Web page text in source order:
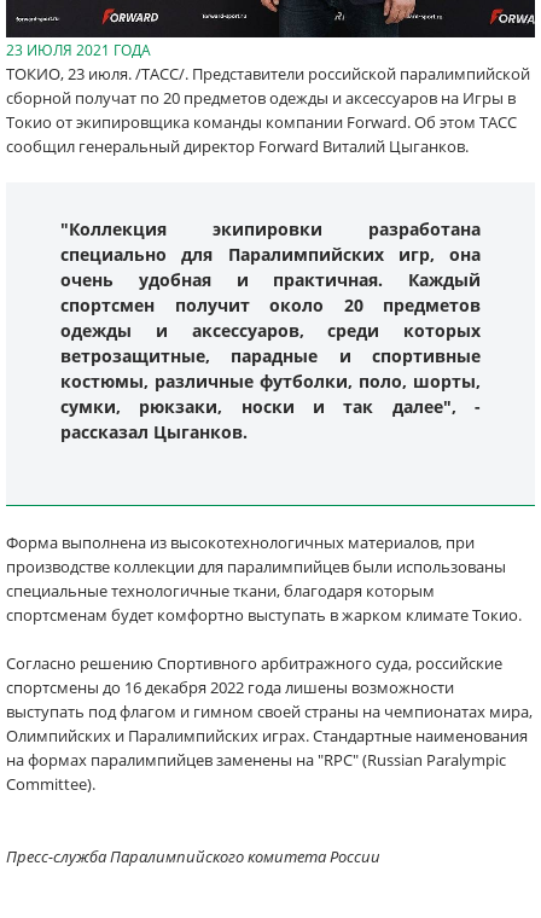
23 ИЮЛЯ 2021 ГОДА
ТОКИО, 23 июля. /ТАСС/. Представители российской паралимпийской
сборной получат по 20 предметов одежды и аксессуаров на Игры в
Токио от экипировщика команды компании Forward. Об этом ТАСС
сообщил генеральный директор Forward Виталий Цыганков.
"Коллекция экипировки разработана
специально для Паралимпийских игр, она
очень удобная и практичная. Каждый
спортсмен получит около 20 предметов
одежды и аксессуаров, среди которых
ветрозащитные, парадные и спортивные
костюмы, различные футболки, поло, шорты,
сумки, рюкзаки, носки и так далее", -
рассказал Цыганков.
Форма выполнена из высокотехнологичных материалов, при
производстве коллекции для паралимпийцев были использованы
специальные технологичные ткани, благодаря которым
спортсменам будет комфортно выступать в жарком климате Токио.
Согласно решению Спортивного арбитражного суда, российские
спортсмены до 16 декабря 2022 года лишены возможности
выступать под флагом и гимном своей страны на чемпионатах мира,
Олимпийских и Паралимпийских играх. Стандартные наименования
на формах паралимпийцев заменены на "RPC" (Russian Paralympic
Committee).
Пресс-служба Паралимпийского комитета России